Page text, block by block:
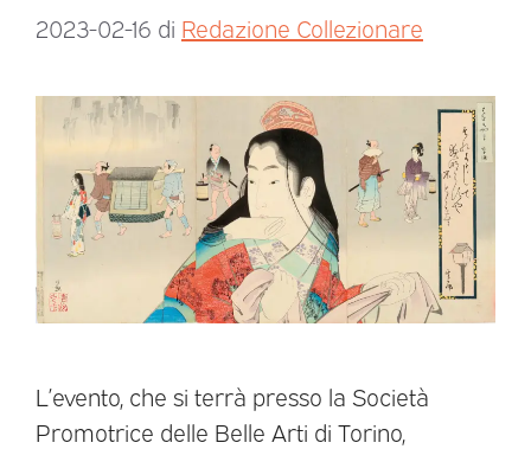
2023-02-16 di Redazione Collezionare
L’evento, che si terrà presso la Società
Promotrice delle Belle Arti di Torino,